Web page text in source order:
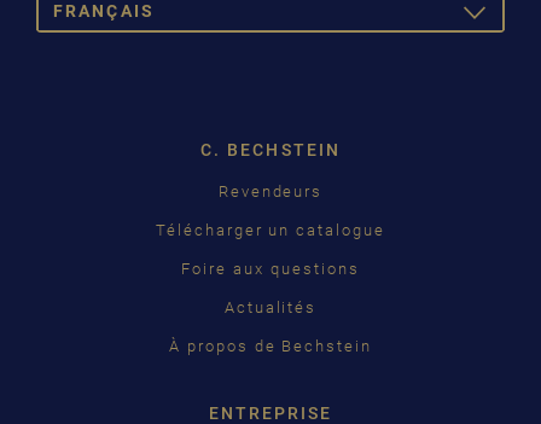
FRANÇAIS
TOGGLE
Pусский
C. BECHSTEIN
Revendeurs
Télécharger un catalogue
Foire aux questions
Actualités
À propos de Bechstein
ENTREPRISE